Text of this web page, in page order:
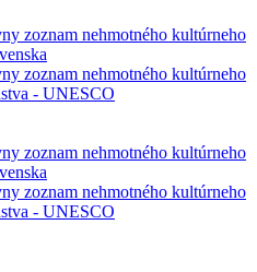
zoznam nehmotného kultúrneho
zoznam nehmotného kultúrneho
- UNESCO
zoznam nehmotného kultúrneho
zoznam nehmotného kultúrneho
- UNESCO